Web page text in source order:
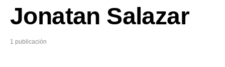
Jonatan Salazar
1 publicación